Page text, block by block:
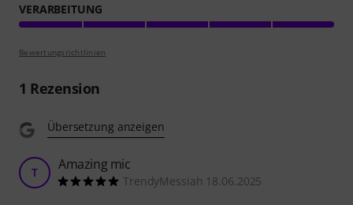
VERARBEITUNG
Bewertungsrichtlinien
1 Rezension
Übersetzung anzeigen
T Amazing mic
TrendyMessiah 18.06.2025